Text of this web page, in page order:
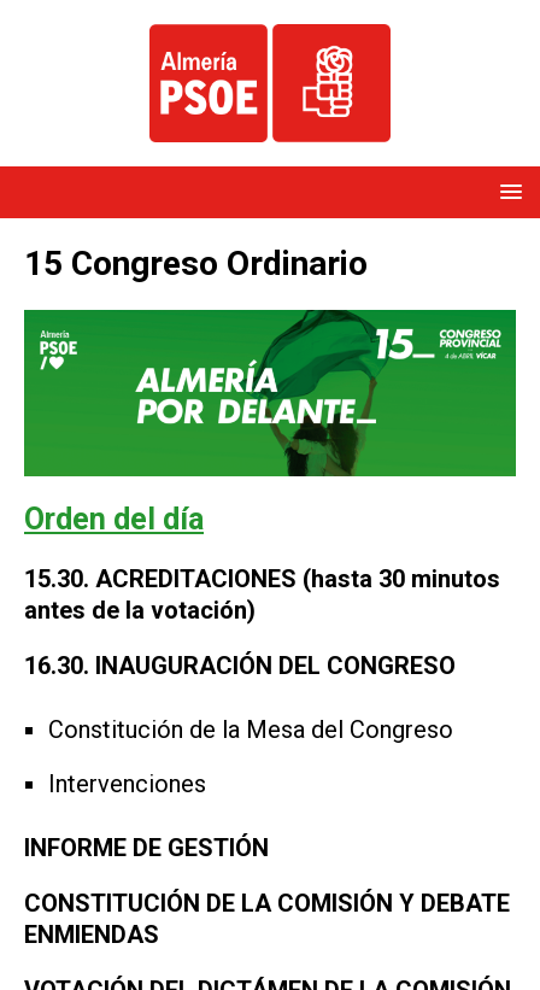
15 Congreso Ordinario
Orden del día
15.30. ACREDITACIONES (hasta 30 minutos
antes de la votación)
16.30. INAUGURACIÓN DEL CONGRESO
Constitución de la Mesa del Congreso
Intervenciones
INFORME DE GESTIÓN
CONSTITUCIÓN DE LA COMISIÓN Y DEBATE
ENMIENDAS